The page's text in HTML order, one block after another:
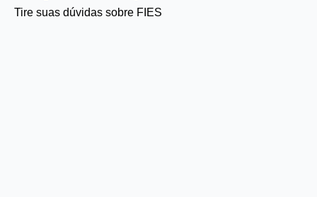
Tire suas dúvidas sobre FIES